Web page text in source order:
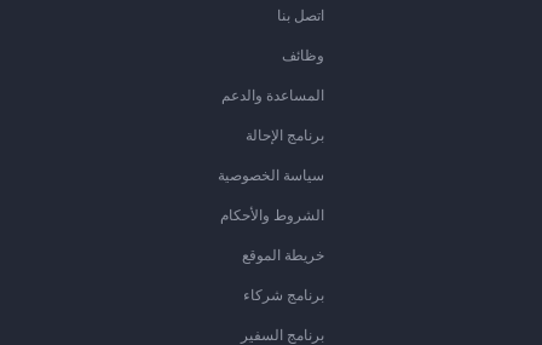
اتصل بنا
وظائف
المساعدة والدعم
برنامج الإحالة
سياسة الخصوصية
الشروط والأحكام
خريطة الموقع
برنامج شركاء
برنامج السفير